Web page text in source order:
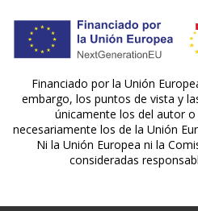
Financiado por la Unión
embargo, los puntos de vista y
únicamente los del autor
necesariamente los de la Unión
Ni la Unión Europea ni la
consideradas